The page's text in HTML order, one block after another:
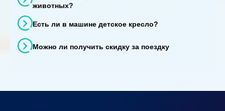
животных?
Есть ли в машине детское кресло?
Можно ли получить скидку за поездку